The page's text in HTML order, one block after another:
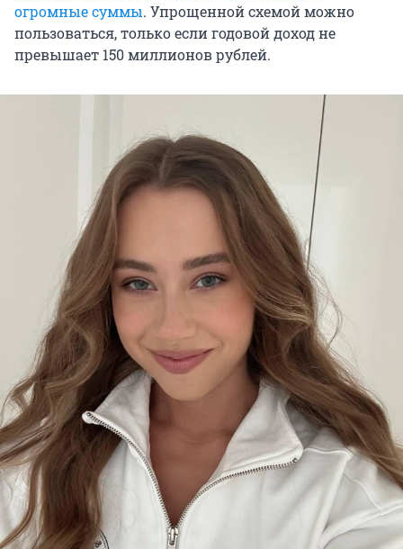
огромные суммы. Упрощенной схемой можно
пользоваться, только если годовой доход не
превышает 150 миллионоврублей.